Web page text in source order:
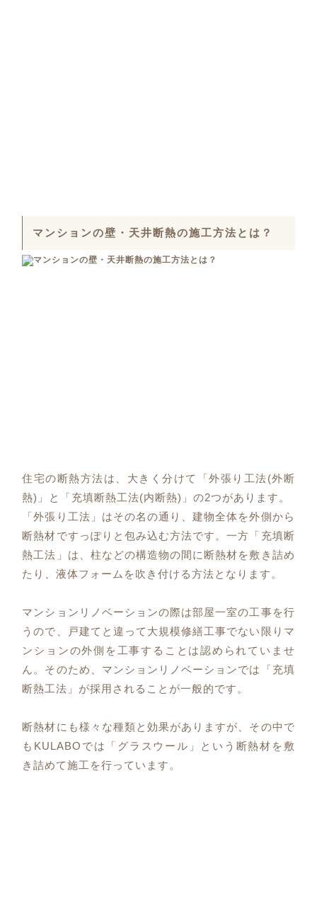
マンションの壁・天井断熱の施工方法とは？
住宅の断熱方法は、大きく分けて「外張り工法(外断
熱)」と「充填断熱工法(内断熱)」の2つがあります。
「外張り工法」はその名の通り、建物全体を外側から
断熱材ですっぽりと包み込む方法です。一方「充填断
熱工法」は、柱などの構造物の間に断熱材を敷き詰め
たり、液体フォームを吹き付ける方法となります。
マンションリノベーションの際は部屋一室の工事を行
うので、戸建てと違って大規模修繕工事でない限りマ
ンションの外側を工事することは認められていませ
ん。そのため、マンションリノベーションでは「充填
断熱工法」が採用されることが一般的です。
断熱材にも様々な種類と効果がありますが、その中で
もKULABOでは「グラスウール」という断熱材を敷
き詰めて施工を行っています。